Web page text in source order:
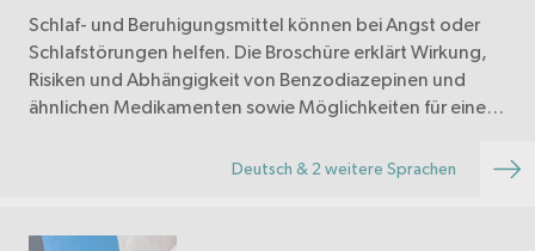
Schlaf- und Beruhigungsmittel können bei Angst oder
Schlafstörungen helfen. Die Broschüre erklärt Wirkung,
Risiken und Abhängigkeit von Benzodiazepinen und
ähnlichen Medikamenten sowie Möglichkeiten für einen
Deutsch & 2 weitere Sprachen